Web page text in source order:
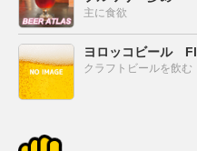
主に食欲
ヨロッコビール
クラフトビールを飲む